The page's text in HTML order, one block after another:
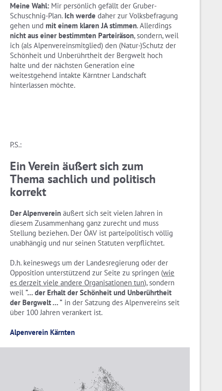
Meine Wahl: Mir persönlich gefällt der Gruber-
Schuschnig-Plan. Ich werde daher zur Volksbefragung
gehen und mit einem klaren JA stimmen. Allerdings
nicht aus einer bestimmten Parteiräson, sondern, weil
ich (als Alpenvereinsmitglied) den (Natur-)Schutz der
Schönheit und Unberührtheit der Bergwelt hoch
halte und der nächsten Generation eine
weitestgehend intakte Kärntner Landschaft
hinterlassen möchte.
P.S.:
Ein Verein äußert sich zum
Thema sachlich und politisch
korrekt
Der Alpenverein äußert sich seit vielen Jahren in
diesem Zusammenhang ganz zurecht und muss
Stellung beziehen. Der ÖAV ist parteipolitisch völlig
unabhängig und nur seinen Statuten verpflichtet.
D.h. keineswegs um der Landesregierung oder der
Opposition unterstützend zur Seite zu springen (wie
es derzeit viele andere Organisationen tun), sondern
weil "... der Erhalt der Schönheit und Unberührtheit
der Bergwelt ... " in der Satzung des Alpenvereins seit
über 100 Jahren verankert ist.
Alpenverein Kärnten